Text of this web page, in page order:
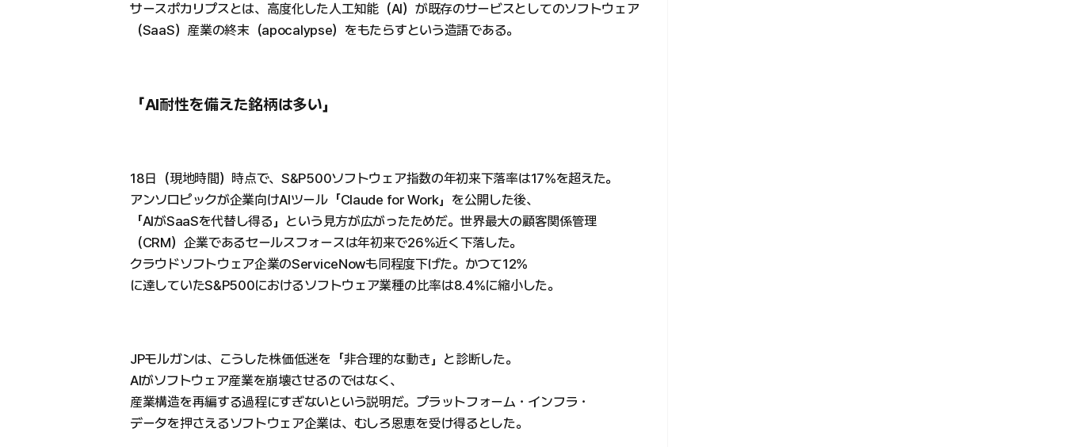
サースポカリプスとは、高度化した人工知能（AI）が既存のサービスとしてのソフトウェア
（SaaS）産業の終末（apocalypse）をもたらすという造語である。
「AI耐性を備えた銘柄は多い」
18日（現地時間）時点で、S&P500ソフトウェア指数の年初来下落率は17%を超えた。
アンソロピックが企業向けAIツール「Claude for Work」を公開した後、
「AIがSaaSを代替し得る」という見方が広がったためだ。世界最大の顧客関係管理
（CRM）企業であるセールスフォースは年初来で26%近く下落した。
クラウドソフトウェア企業のServiceNowも同程度下げた。かつて12%
に達していたS&P500におけるソフトウェア業種の比率は8.4%に縮小した。
JPモルガンは、こうした株価低迷を「非合理的な動き」と診断した。
AIがソフトウェア産業を崩壊させるのではなく、
産業構造を再編する過程にすぎないという説明だ。プラットフォーム・インフラ・
データを押さえるソフトウェア企業は、むしろ恩恵を受け得るとした。